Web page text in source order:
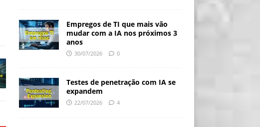
Empregos de TI que mais vão
mudar com a IA nos próximos 3
anos
30/07/2026 0
Testes de penetração com IA se
expandem
22/07/2026 4